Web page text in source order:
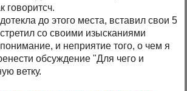
говоритсч.
до этого места, вставил свои 5
со своими изысканиями
и неприятие того, о чем я
обсуждение "Для чего и
ветку.